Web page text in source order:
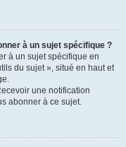
à un sujet spécifique ?
à un sujet spécifique en
du sujet », situé en haut et
une notification
abonner à ce sujet.